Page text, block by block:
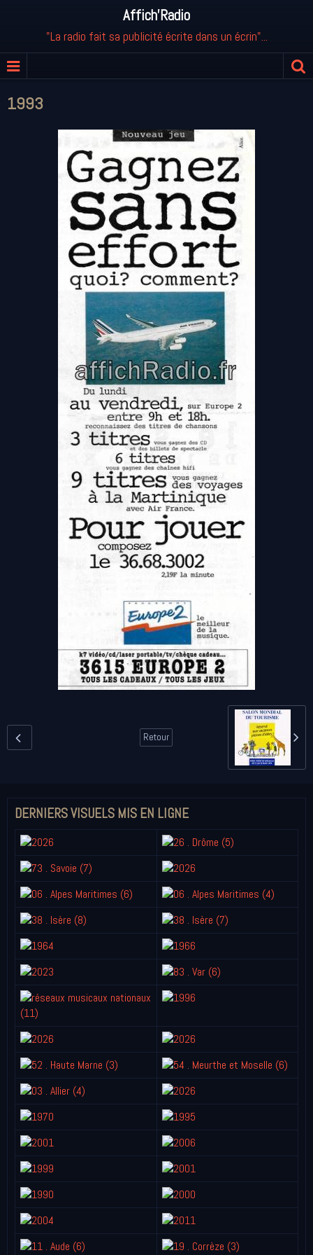
Affich'Radio
"La radio fait sa publicité écrite dans un écrin"...
1993
Retour
DERNIERS VISUELS MIS EN LIGNE